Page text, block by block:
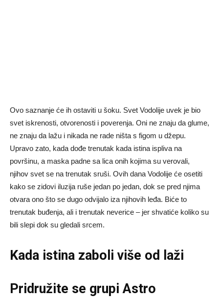
Ovo saznanje će ih ostaviti u šoku. Svet Vodolije uvek je bio
svet iskrenosti, otvorenosti i poverenja. Oni ne znaju da glume,
ne znaju da lažu i nikada ne rade ništa s figom u džepu.
Upravo zato, kada dođe trenutak kada istina ispliva na
površinu, a maska padne sa lica onih kojima su verovali,
njihov svet se na trenutak sruši. Ovih dana Vodolije će osetiti
kako se zidovi iluzija ruše jedan po jedan, dok se pred njima
otvara ono što se dugo odvijalo iza njihovih leđa. Biće to
trenutak buđenja, ali i trenutak neverice – jer shvatiće koliko su
bili slepi dok su gledali srcem.
Kada istina zaboli više od laži
Pridružite se grupiAstro